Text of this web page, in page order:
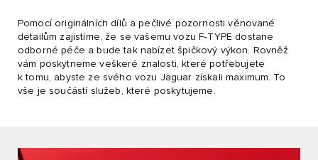
Pomocí originálních dílů a pečlivé pozornosti věnované
detailům zajistíme, že se vašemu vozu F‑TYPE dostane
odborné péče a bude tak nabízet špičkový výkon. Rovněž
vám poskytneme veškeré znalosti, které potřebujete
k tomu, abyste ze svého vozu Jaguar získali maximum. To
vše je součástí služeb, které poskytujeme.